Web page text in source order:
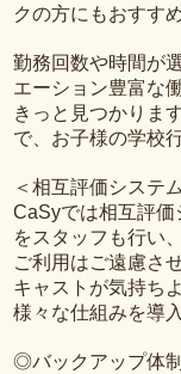
クの方にもおすす
勤務回数や時間が
エーション豊富な
きっと見つかりま
で、お子様の学校
＜相互評価システ
CaSyでは相互評価
をスタッフも行い
ご利用はご遠慮さ
キャストが気持ち
様々な仕組みを導
◎バックアップ体